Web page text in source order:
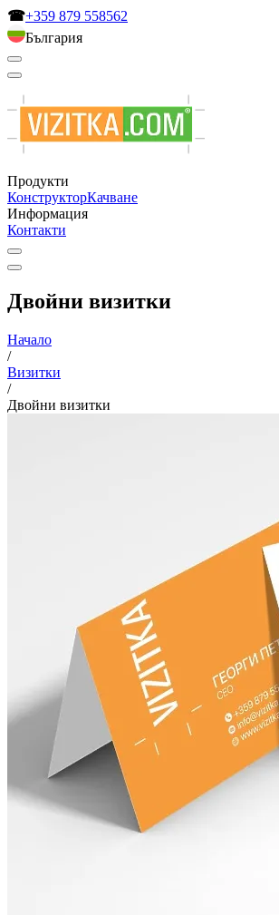
☎+359 879 558562
България
Продукти
КонструкторКачване
Информация
Контакти
Двойни визитки
Начало
/
Визитки
/
Двойни визитки